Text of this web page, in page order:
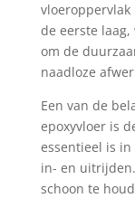
de eerste
om de
naadloze
Een van de
epoxyvloer is
essentieel is
in- en
schoon te